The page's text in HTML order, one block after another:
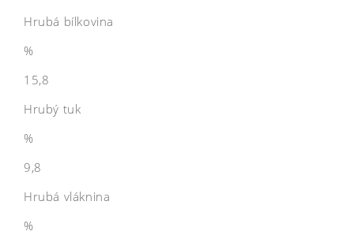
Hrubá bílkovina
%
15,8
Hrubý tuk
%
9,8
Hrubá vláknina
%